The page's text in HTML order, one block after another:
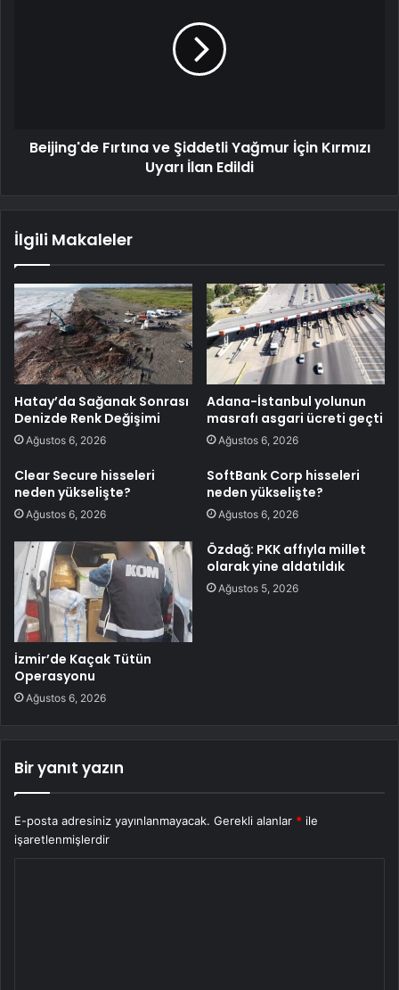
Beijing'de Fırtına ve Şiddetli Yağmur İçin Kırmızı
Uyarı İlan Edildi
İlgili Makaleler
Hatay’da Sağanak Sonrası
Denizde Renk Değişimi
Ağustos 6, 2026
Adana-İstanbul yolunun
masrafı asgari ücreti geçti
Ağustos 6, 2026
Clear Secure hisseleri
neden yükselişte?
Ağustos 6, 2026
SoftBank Corp hisseleri
neden yükselişte?
Ağustos 6, 2026
İzmir’de Kaçak Tütün
Operasyonu
Ağustos 6, 2026
Özdağ: PKK affıyla millet
olarak yine aldatıldık
Ağustos 5, 2026
Bir yanıt yazın
E-posta adresiniz yayınlanmayacak. Gerekli alanlar * ile
işaretlenmişlerdir